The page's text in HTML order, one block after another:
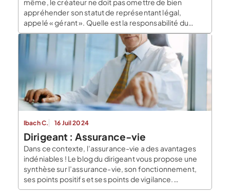
même, le créateur ne doit pas omettre de bien
appréhender son statut de représentant légal,
appelé « gérant ». Quelle est la responsabilité du
gérant de l’EURL ? Le Blog du Dirigeant répond à votre
question en exposant les principales caractéristiques
juridiques, fiscales et sociales propres au gérant
d’EURL / SARL. […]
Ibach C. 16 Juil 2024
Dirigeant : Assurance-vie
Dans ce contexte, l’assurance-vie a des avantages
indéniables ! Le blog du dirigeant vous propose une
synthèse sur l’assurance-vie, son fonctionnement,
ses points positifs et ses points de vigilance.
Créateur, dirigeant d’entreprise, pensez (aussi) à